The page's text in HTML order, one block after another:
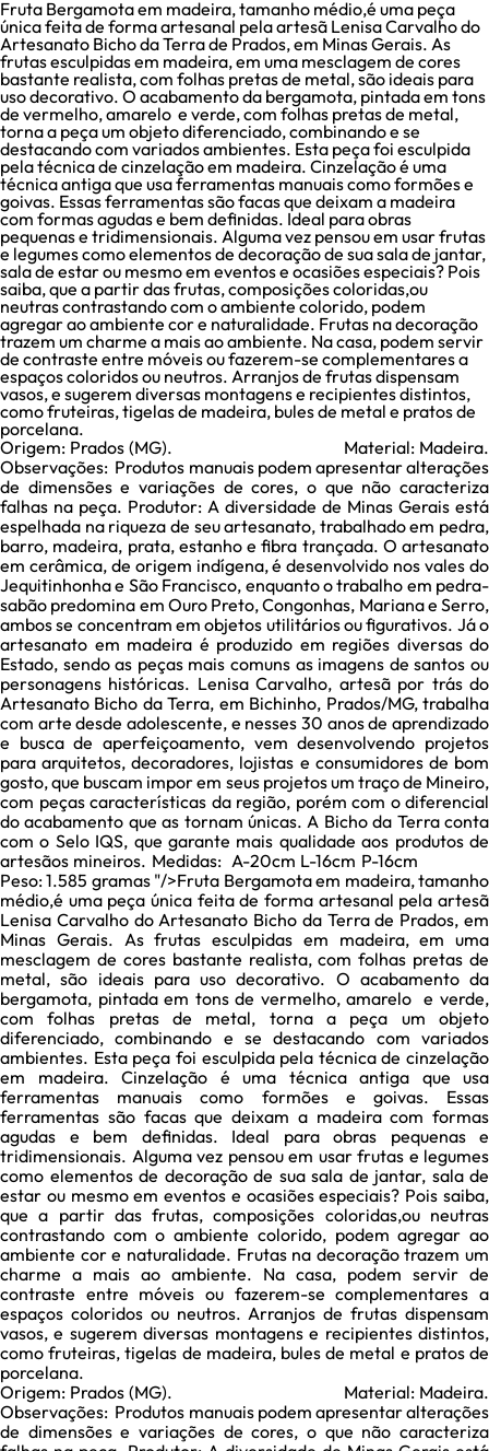
Fruta Bergamota em madeira, tamanho médio,é uma peça
única feita de forma artesanal pela artesã Lenisa Carvalho do
Artesanato Bicho da Terra de Prados, em Minas Gerais. As
frutas esculpidas em madeira, em uma mesclagem de cores
bastante realista, com folhas pretas de metal, são ideais para
uso decorativo. O acabamento da bergamota, pintada em tons
de vermelho, amarelo e verde, com folhas pretas de metal,
torna a peça um objeto diferenciado, combinando e se
destacando com variados ambientes. Esta peça foi esculpida
pela técnica de cinzelação em madeira. Cinzelação é uma
técnica antiga que usa ferramentas manuais como formões e
goivas. Essas ferramentas são facas que deixam a madeira
com formas agudas e bem definidas. Ideal para obras
pequenas e tridimensionais. Alguma vez pensou em usar frutas
e legumes como elementos de decoração de sua sala de jantar,
sala de estar ou mesmo em eventos e ocasiões especiais? Pois
saiba, que a partir das frutas, composições coloridas,ou
neutras contrastando com o ambiente colorido, podem
agregar ao ambiente cor e naturalidade. Frutas na decoração
trazem um charme a mais ao ambiente. Na casa, podem servir
de contraste entre móveis ou fazerem-se complementares a
espaços coloridos ou neutros. Arranjos de frutas dispensam
vasos, e sugerem diversas montagens e recipientes distintos,
como fruteiras, tigelas de madeira, bules de metal e pratos de
porcelana.
Origem: Prados (MG). Material: Madeira.
Observações: Produtos manuais podem apresentar alterações
de dimensões e variações de cores, o que não caracteriza
falhas na peça. Produtor: A diversidade de Minas Gerais está
espelhada na riqueza de seu artesanato, trabalhado em pedra,
barro, madeira, prata, estanho e fibra trançada. O artesanato
em cerâmica, de origem indígena, é desenvolvido nos vales do
Jequitinhonha e São Francisco, enquanto o trabalho em pedra-
sabão predomina em Ouro Preto, Congonhas, Mariana e Serro,
ambos se concentram em objetos utilitários ou figurativos. Já o
artesanato em madeira é produzido em regiões diversas do
Estado, sendo as peças mais comuns as imagens de santos ou
personagens históricas. Lenisa Carvalho, artesã por trás do
Artesanato Bicho da Terra, em Bichinho, Prados/MG, trabalha
com arte desde adolescente, e nesses 30 anos de aprendizado
e busca de aperfeiçoamento, vem desenvolvendo projetos
para arquitetos, decoradores, lojistas e consumidores de bom
gosto, que buscam impor em seus projetos um traço de Mineiro,
com peças características da região, porém com o diferencial
do acabamento que as tornam únicas. A Bicho da Terra conta
com o Selo IQS, que garante mais qualidade aos produtos de
artesãos mineiros. Medidas: A-20cm L-16cm P-16cm
Peso: 1.585 gramas "/>Fruta Bergamota em madeira, tamanho
médio,é uma peça única feita de forma artesanal pela artesã
Lenisa Carvalho do Artesanato Bicho da Terra de Prados, em
Minas Gerais. As frutas esculpidas em madeira, em uma
mesclagem de cores bastante realista, com folhas pretas de
metal, são ideais para uso decorativo. O acabamento da
bergamota, pintada em tons de vermelho, amarelo e verde,
com folhas pretas de metal, torna a peça um objeto
diferenciado, combinando e se destacando com variados
ambientes. Esta peça foi esculpida pela técnica de cinzelação
em madeira. Cinzelação é uma técnica antiga que usa
ferramentas manuais como formões e goivas. Essas
ferramentas são facas que deixam a madeira com formas
agudas e bem definidas. Ideal para obras pequenas e
tridimensionais. Alguma vez pensou em usar frutas e legumes
como elementos de decoração de sua sala de jantar, sala de
estar ou mesmo em eventos e ocasiões especiais? Pois saiba,
que a partir das frutas, composições coloridas,ou neutras
contrastando com o ambiente colorido, podem agregar ao
ambiente cor e naturalidade. Frutas na decoração trazem um
charme a mais ao ambiente. Na casa, podem servir de
contraste entre móveis ou fazerem-se complementares a
espaços coloridos ou neutros. Arranjos de frutas dispensam
vasos, e sugerem diversas montagens e recipientes distintos,
como fruteiras, tigelas de madeira, bules de metal e pratos de
porcelana.
Origem: Prados (MG). Material: Madeira.
Observações: Produtos manuais podem apresentar alterações
de dimensões e variações de cores, o que não caracteriza